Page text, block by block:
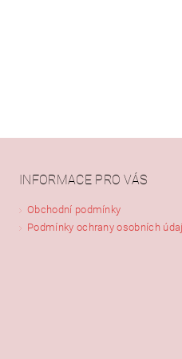
INFORMACE PRO VÁS
Obchodní podmínky
Podmínky ochrany osobních